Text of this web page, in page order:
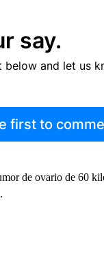
say.
below and let us
first to
de ovario de 60